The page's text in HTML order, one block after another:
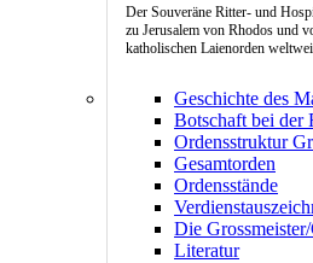
Der Souveräne Ritter- und
zu Jerusalem von Rhodos und
katholischen Laienorden
Geschichte des
Botschaft bei der
Ordensstruktur
Gesamtorden
Ordensstände
Die
Literatur